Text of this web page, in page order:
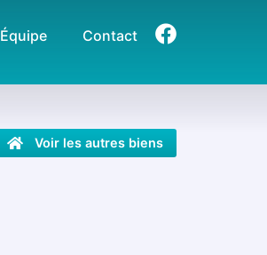
Équipe Contact
Voir les autres biens